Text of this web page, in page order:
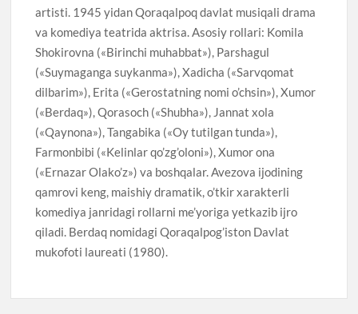
artisti. 1945 yidan Qoraqalpoq davlat musiqali drama
va komediya teatrida aktrisa. Asosiy rollari: Komila
Shokirovna («Birinchi muhabbat»), Parshagul
(«Suymaganga suykanma»), Xadicha («Sarvqomat
dilbarim»), Erita («Gerostatning nomi o’chsin»), Xumor
(«Berdaq»), Qorasoch («Shubha»), Jannat xola
(«Qaynona»), Tangabika («Oy tutilgan tunda»),
Farmonbibi («Kelinlar qo’zg’oloni»), Xumor ona
(«Ernazar Olako’z») va boshqalar. Avezova ijodining
qamrovi keng, maishiy dramatik, o’tkir xarakterli
komediya janridagi rollarni me’yoriga yetkazib ijro
qiladi. Berdaq nomidagi Qoraqalpog’iston Davlat
mukofoti laureati (1980).